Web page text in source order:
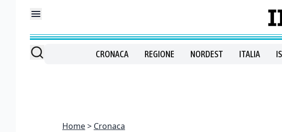
CRONACA REGIONE NORDEST ITALIA
Home Cronaca